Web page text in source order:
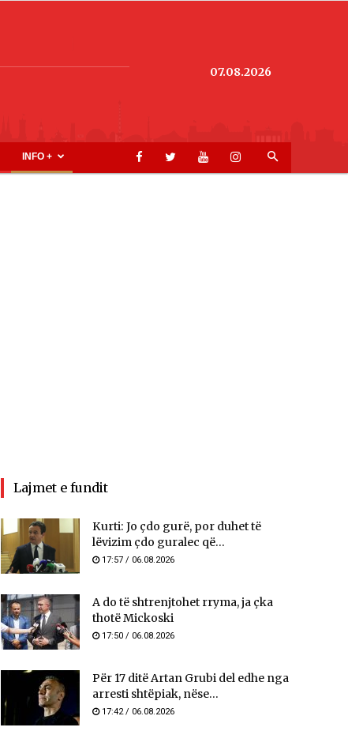
07.08.2026
INFO +
Lajmet e fundit
Kurti: Jo çdo gurë, por duhet të
lëvizim çdo guralec që...
17:57 / 06.08.2026
A do të shtrenjtohet rryma, ja çka
thotë Mickoski
17:50 / 06.08.2026
Për 17 ditë Artan Grubi del edhe nga
arresti shtëpiak, nëse...
17:42 / 06.08.2026